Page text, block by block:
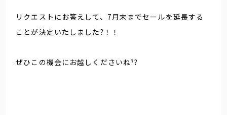
リクエストにお答えして、7月末までセールを延長する
ことが決定いたしました?！！
ぜひこの機会にお越しくださいね??